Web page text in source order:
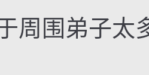
周围弟子太